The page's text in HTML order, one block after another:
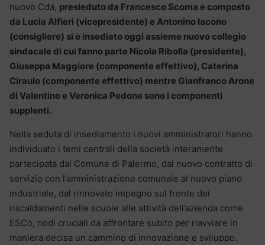
nuovo Cda, presieduto da Francesco Scoma e composto
da Lucia Alfieri (vicepresidente) e Antonino Iacono
(consigliere) si è insediato oggi assieme nuovo collegio
sindacale di cui fanno parte Nicola Ribolla (presidente),
Giuseppa Maggiore (componente effettivo), Caterina
Ciraulo (componente effettivo) mentre Gianfranco Arone
di Valentino e Veronica Pedone sono i componenti
supplenti.
Nella seduta di insediamento i nuovi amministratori hanno
individuato i temi centrali della società interamente
partecipata dal Comune di Palermo, dal nuovo contratto di
servizio con l’amministrazione comunale al nuovo piano
industriale, dal rinnovato impegno sul fronte dei
riscaldamenti nelle scuole alle attività dell’azienda come
ESCo, nodi cruciali da affrontare subito per riavviare in
maniera decisa un cammino di innovazione e sviluppo.